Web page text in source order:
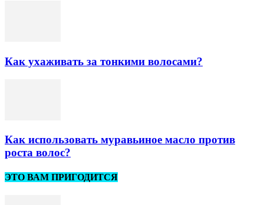
Как ухаживать за тонкими волосами?
Как использовать муравьиное масло против
роста волос?
ЭТО ВАМ ПРИГОДИТСЯ